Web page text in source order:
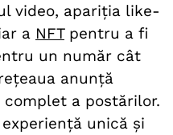
video, apariția like-
a NFTpentru a fi
un număr cât
anunță
a postărilor.
unică și